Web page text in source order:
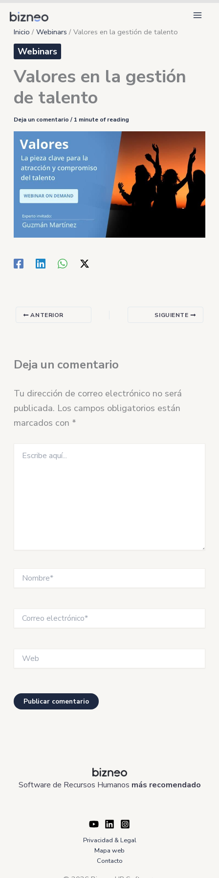
contenido
Inicio Webinars Valores en la gestión de talento
Webinars
Valores en la gestión
de talento
Deja un comentario / 1 minute of reading
ANTERIOR SIGUIENTE
Deja un comentario
Tu dirección de correo electrónico no será
publicada. Los campos obligatorios están
marcados con *
aquí...
electrónico*
Software de Recursos Humanos más recomendado
Privacidad & Legal
Mapa web
Contacto